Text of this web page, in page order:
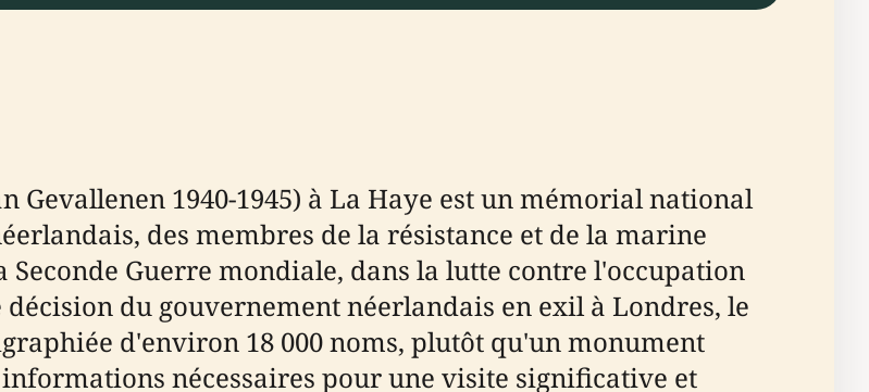
Gevallenen 1940-1945) à La Haye est un mémorial national
des membres de la résistance et de la marine
Guerre mondiale, dans la lutte contre l'occupation
du gouvernement néerlandais en exil à Londres, le
d'environ 18 000 noms, plutôt qu'un monument
nécessaires pour une visite significative et